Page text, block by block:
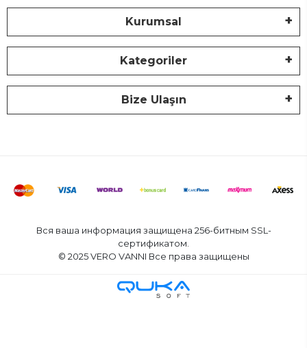
Kurumsal
Kategoriler
Bize Ulaşın
Вся ваша информация защищена 256-битным SSL-
сертификатом.
© 2025 VERO VANNI Все права защищены